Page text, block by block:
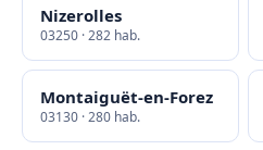
Nizerolles
03250 · 282 hab.
Montaiguët-en-Forez
03130 · 280 hab.